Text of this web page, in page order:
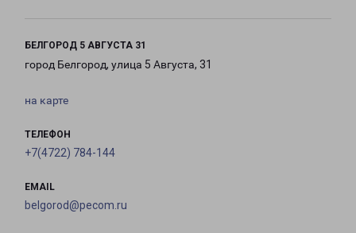
БЕЛГОРОД 5 АВГУСТА 31
город Белгород, улица 5 Августа, 31
на карте
ТЕЛЕФОН
+7(4722) 784-144
EMAIL
belgorod@pecom.ru